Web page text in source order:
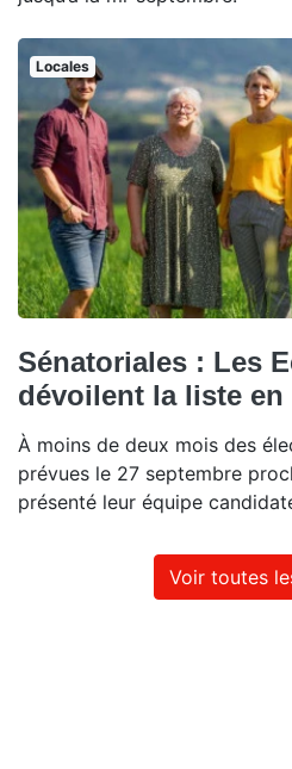
Locales
Sénatoriales : Les
dévoilent la liste en
À moins de deux mois des
prévues le 27 septembre
présenté leur équipe
Voir toutes